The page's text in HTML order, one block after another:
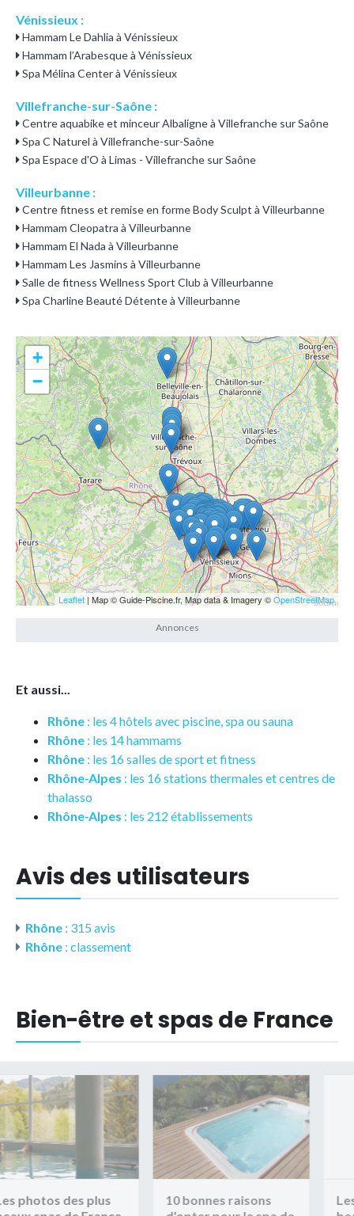
Vénissieux :
Hammam Le Dahlia à Vénissieux
Hammam l’Arabesque à Vénissieux
Spa Mélina Center à Vénissieux
Villefranche-sur-Saône :
Centre aquabike et minceur Albaligne à Villefranche sur Saône
Spa C Naturel à Villefranche-sur-Saône
Spa Espace d'O à Limas - Villefranche sur Saône
Villeurbanne :
Centre fitness et remise en forme Body Sculpt à Villeurbanne
Hammam Cleopatra à Villeurbanne
Hammam El Nada à Villeurbanne
Hammam Les Jasmins à Villeurbanne
Salle de fitness Wellness Sport Club à Villeurbanne
Spa Charline Beauté Détente à Villeurbanne
+
−
Leaflet | Map © Guide-Piscine.fr, Map data & Imagery ©OpenStreetMap
Et aussi...
Rhône : les 4 hôtels avec piscine, spa ou sauna
Rhône : les 14 hammams
Rhône : les 16 salles de sport et fitness
Rhône-Alpes : les 16 stations thermales et centres de
thalasso
Rhône-Alpes : les 212 établissements
Avis des utilisateurs
Rhône : 315 avis
Rhône : classement
Bien-être et spas de France
des plus
10 bonnes raisons
Les photos